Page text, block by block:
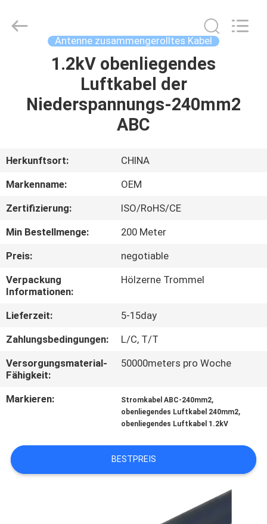
PRODUKTE
UNS
AUSFLUG
QUALITÄTSKONTROLLE
TRETEN
SIE
MIT
UNS
IN
VERBINDUNG
SIE
EIN
Management
Services
Antenne zusammengerolltes Kabel
1.2kV obenliegendes
Luftkabel der
Niederspannungs-240mm2
ABC
Herkunftsort:
CHINA
Markenname:
OEM
Zertifizierung:
ISO/RoHS/CE
Min Bestellmenge:
200 Meter
Preis:
negotiable
Verpackung
Informationen:
Hölzerne Trommel
Lieferzeit:
5-15day
Zahlungsbedingungen:
L/C, T/T
Versorgungsmaterial-
Fähigkeit:
50000meters pro Woche
Markieren: Stromkabel ABC-240mm2,
obenliegendes Luftkabel 240mm2,
obenliegendes Luftkabel 1.2kV
BESTPREIS